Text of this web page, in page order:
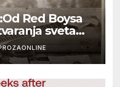
Red Boysa
sveta
pošteno)
Sremca,